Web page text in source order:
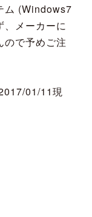
ム (Windows7
メーカーに
ので予めご注
01/11現